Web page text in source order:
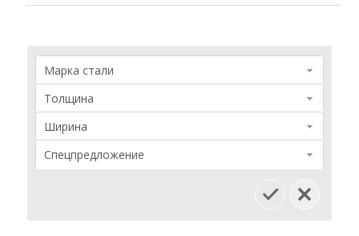
Марка стали
Толщина
Ширина
Спецпредложение